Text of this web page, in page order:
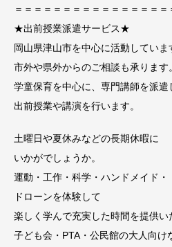
＝＝＝＝＝＝＝＝＝＝＝＝＝＝＝＝
★出前授業派遣サービス★
岡山県津山市を中心に活動していま
市外や県外からのご相談も承ります。
学童保育を中心に、専門講師を派遣
出前授業や講演を行います。
土曜日や夏休みなどの長期休暇に
いかがでしょうか。
運動・工作・科学・ハンドメイド・
ドローンを体験して
楽しく学んで充実した時間を提供い
子ども会・PTA・公民館の大人向け